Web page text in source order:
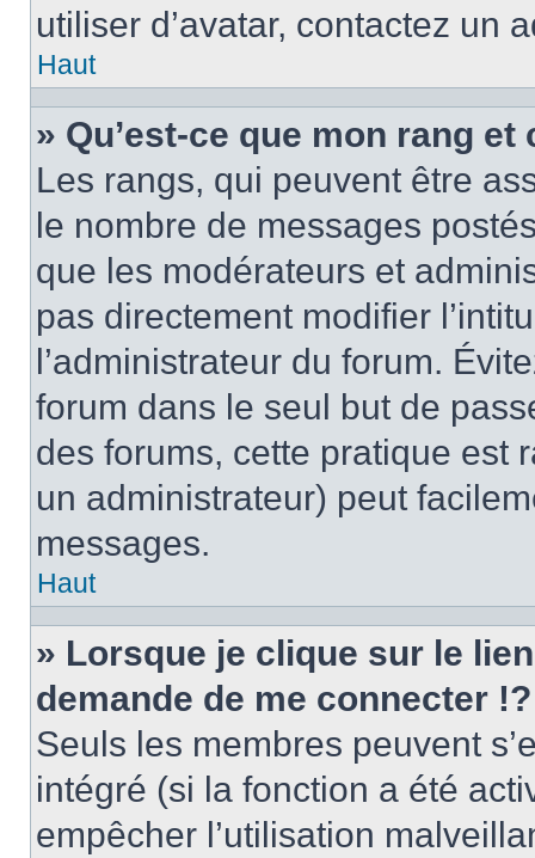
utiliser d’avatar, contactez un
Haut
» Qu’est-ce que mon rang
Les rangs, qui peuvent être
le nombre de messages
que les modérateurs et
pas directement modifier
l’administrateur du forum.
forum dans le seul but de
des forums, cette pratique est
un administrateur) peut
messages.
Haut
» Lorsque je clique sur le
demande de me connecter !?
Seuls les membres peuvent
intégré (si la fonction a été
empêcher l’utilisation